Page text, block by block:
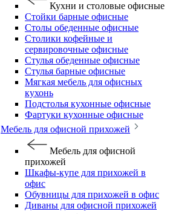
Кухни и столовые офисные
Стойки барные офисные
Столы обеденные офисные
Столики кофейные и
сервировочные офисные
Стулья обеденные офисные
Стулья барные офисные
Мягкая мебель для офисных
кухонь
Подстолья кухонные офисные
Фартуки кухонные офисные
Мебель для офисной прихожей
Мебель для офисной
прихожей
Шкафы-купе для прихожей в
офис
Обувницы для прихожей в офис
Диваны для офисной прихожей